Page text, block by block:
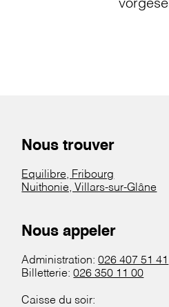
Nous trouver
Equilibre, Fribourg
Nuithonie, Villars-sur-Glâne
Nous appeler
Administration:026 407 51 41
Billetterie:026 350 11 00
Caisse du soir: